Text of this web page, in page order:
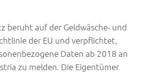
beruht auf der Geldwäsche- und
der EU und verpflichtet,
Daten ab 2018 an
zu melden. Die Eigentümer